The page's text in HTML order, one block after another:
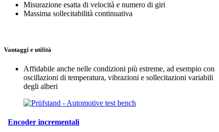
Misurazione esatta di velocità e numero di giri
Massima sollecitabilità continuativa
Vantaggi e utilità
Affidabile anche nelle condizioni più estreme, ad esempio con
oscillazioni di temperatura, vibrazioni e sollecitazioni variabili
degli alberi
Encoder incrementali